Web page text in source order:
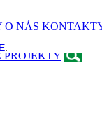
O NÁS
PROJEKTY